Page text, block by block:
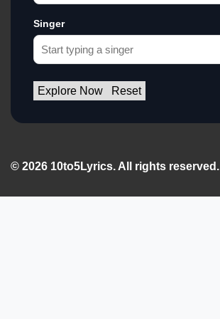
Singer
Explore Now Reset
© 2026 10to5Lyrics. All rights reserved.